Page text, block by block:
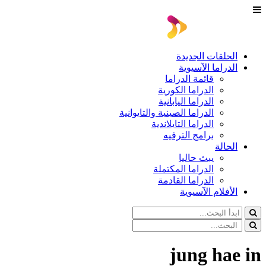
الحلقات الجديدة
الدراما الآسيوية
قائمة الدراما
الدراما الكورية
الدراما اليابانية
الدراما الصينية والتايوانية
الدراما التايلاندية
برامج الترفيه
الحالة
يبث حاليا
الدراما المكتملة
الدراما القادمة
الأفلام الآسيوية
jung hae in